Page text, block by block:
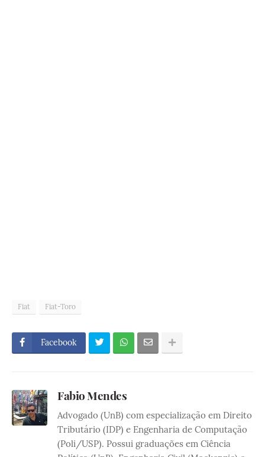
Fiat Fiat-Toro
Facebook
Fabio Mendes
Advogado (UnB) com especialização em Direito
Tributário (IDP) e Engenharia de Computação
(Poli/USP). Possui graduações em Ciência